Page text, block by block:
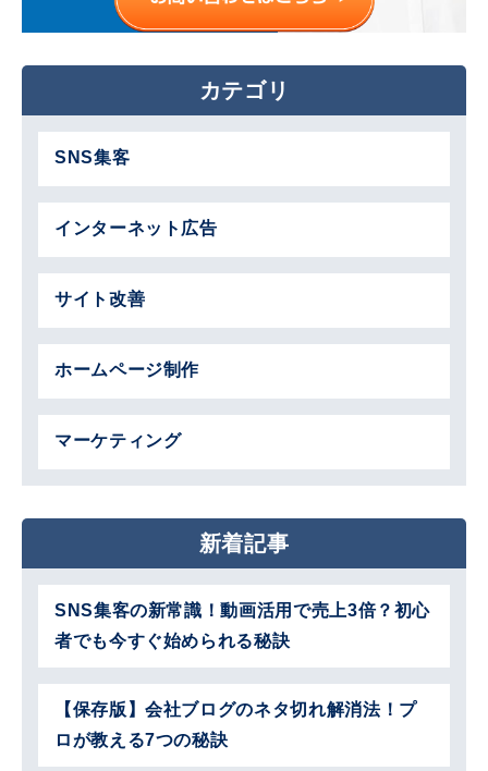
カテゴリ
SNS集客
インターネット広告
サイト改善
ホームページ制作
マーケティング
新着記事
SNS集客の新常識！動画活用で売上3倍？初心
者でも今すぐ始められる秘訣
【保存版】会社ブログのネタ切れ解消法！プ
ロが教える7つの秘訣